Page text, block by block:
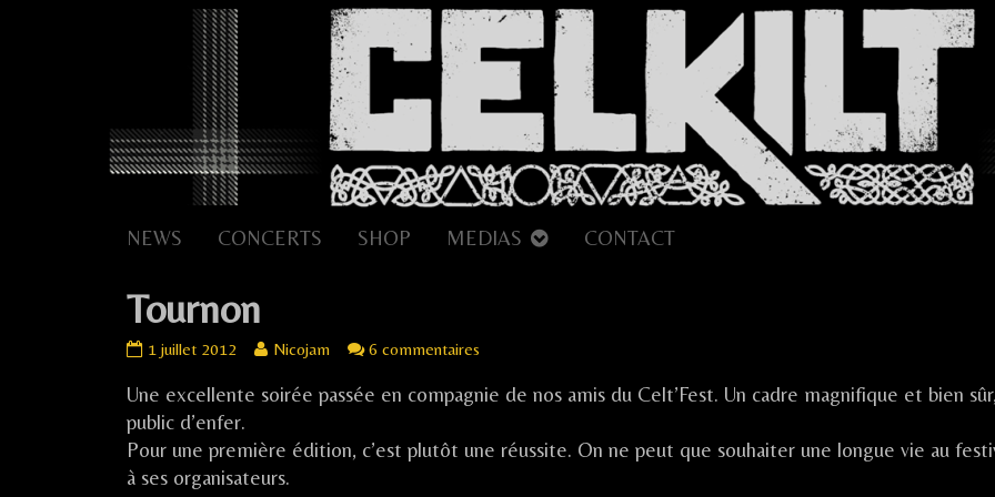
NEWS CONCERTS SHOP MEDIAS CONTACT
Tournon
Tournon
on
1 juillet 2012
Read
posts
of
Nicojam 6 commentaires
Une excellente soirée passée en compagnie de nos amis du Celt’Fest. Un cadre magnifique et bien
public d’enfer.
Pour une première édition, c’est plutôt une réussite. On ne peut que souhaiter une longue vie au
à ses organisateurs.